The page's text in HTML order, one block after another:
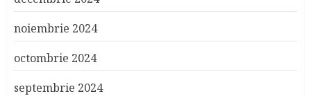
noiembrie 2024
octombrie 2024
septembrie 2024